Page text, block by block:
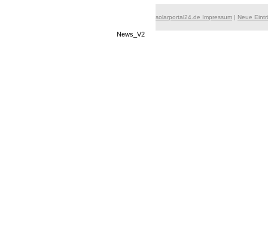
solarportal24.de Impressum | Neue
News_V2